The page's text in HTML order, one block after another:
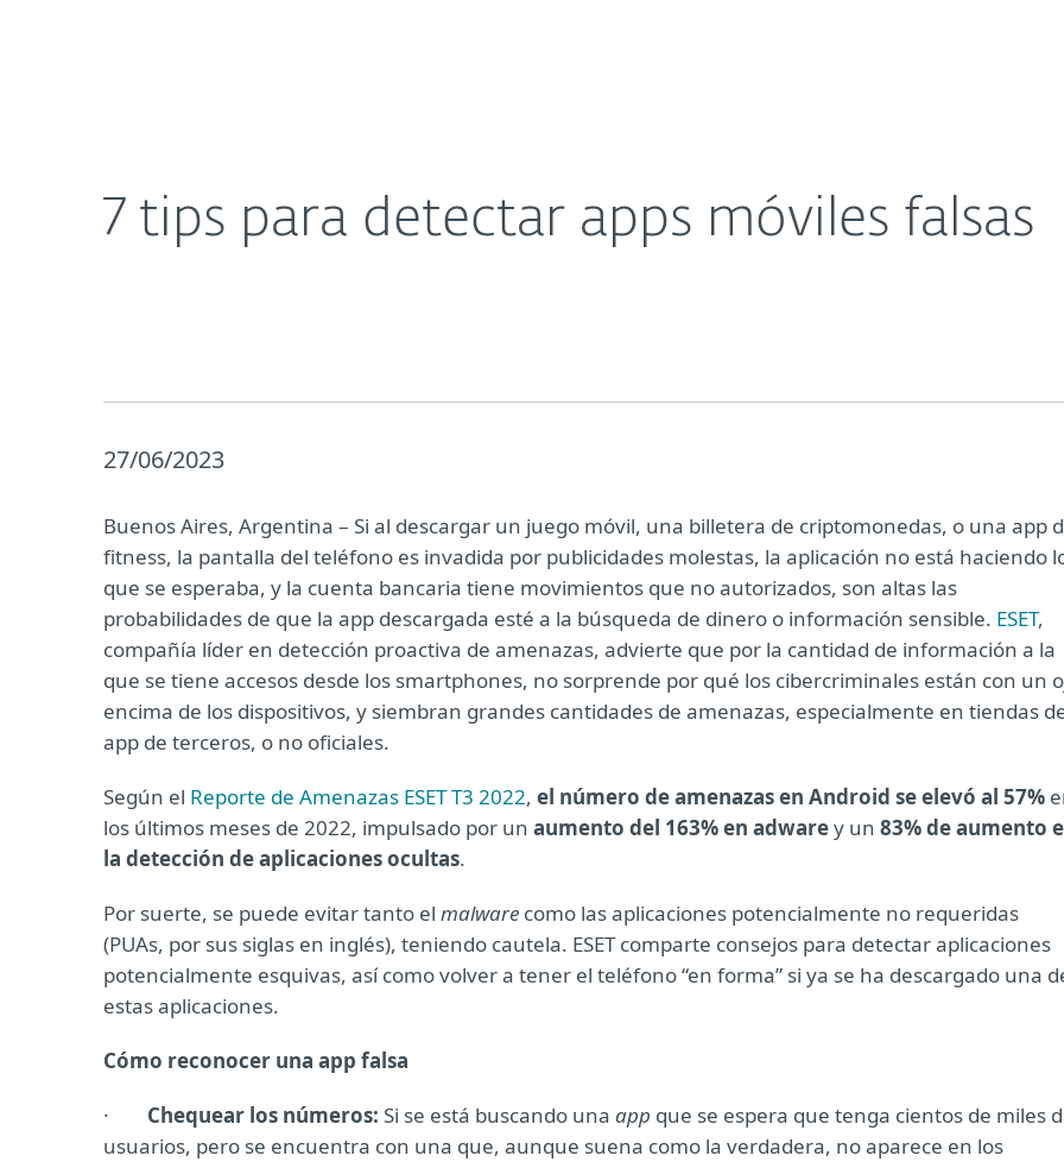
7 tips para detectar apps móviles falsas
27/06/2023
Buenos Aires, Argentina – Si al descargar un juego móvil, una billetera de criptomonedas, o una app
fitness, la pantalla del teléfono es invadida por publicidades molestas, la aplicación no está haciendo
que se esperaba, y la cuenta bancaria tiene movimientos que no autorizados, son altas las
probabilidades de que la app descargada esté a la búsqueda de dinero o información sensible. ESET,
compañía líder en detección proactiva de amenazas, advierte que por la cantidad de información a la
que se tiene accesos desde los smartphones, no sorprende por qué los cibercriminales están con un
encima de los dispositivos, y siembran grandes cantidades de amenazas, especialmente en tiendas
app de terceros, o no oficiales.
Según el Reporte de Amenazas ESET T3 2022, el número de amenazas en Android se elevó al 57%
los últimos meses de 2022, impulsado por un aumento del 163% en adwarey un 83% de aumento
la detección de aplicaciones ocultas.
Por suerte, se puede evitar tanto el malware como las aplicaciones potencialmente no requeridas
(PUAs, por sus siglas en inglés), teniendo cautela. ESET comparte consejos para detectar aplicaciones
potencialmente esquivas, así como volver a tener el teléfono “en forma” si ya se ha descargado una
estas aplicaciones.
Cómo reconocer una app falsa
· Chequear los números: Si se está buscando una app que se espera que tenga cientos de miles
usuarios, pero se encuentra con una que, aunque suena como la verdadera, no aparece en los